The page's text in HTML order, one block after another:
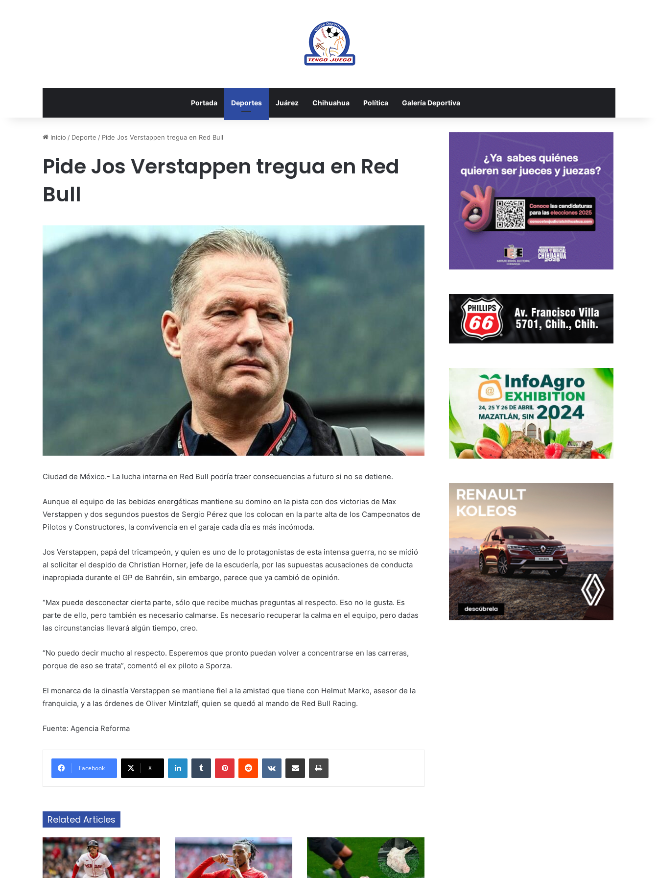
Portada Deportes Juárez Chihuahua Política Galería Deportiva
Inicio / Deporte / Pide Jos Verstappen tregua en Red Bull
Pide Jos Verstappen tregua en Red
Bull
Ciudad de México.- La lucha interna en Red Bull podría traer consecuencias a futuro si no se detiene.
Aunque el equipo de las bebidas energéticas mantiene su domino en la pista con dos victorias de Max
Verstappen y dos segundos puestos de Sergio Pérez que los colocan en la parte alta de los Campeonatos de
Pilotos y Constructores, la convivencia en el garaje cada día es más incómoda.
Jos Verstappen, papá del tricampeón, y quien es uno de lo protagonistas de esta intensa guerra, no se midió
al solicitar el despido de Christian Horner, jefe de la escudería, por las supuestas acusaciones de conducta
inapropiada durante el GP de Bahréin, sin embargo, parece que ya cambió de opinión.
“Max puede desconectar cierta parte, sólo que recibe muchas preguntas al respecto. Eso no le gusta. Es
parte de ello, pero también es necesario calmarse. Es necesario recuperar la calma en el equipo, pero dadas
las circunstancias llevará algún tiempo, creo.
“No puedo decir mucho al respecto. Esperemos que pronto puedan volver a concentrarse en las carreras,
porque de eso se trata”, comentó el ex piloto a Sporza.
El monarca de la dinastía Verstappen se mantiene fiel a la amistad que tiene con Helmut Marko, asesor de la
franquicia, y a las órdenes de Oliver Mintzlaff, quien se quedó al mando de Red Bull Racing.
Fuente: Agencia Reforma
Facebook X
LinkedInTumblr PinterestReddit VKontakteShare via Email Print
Related Articles